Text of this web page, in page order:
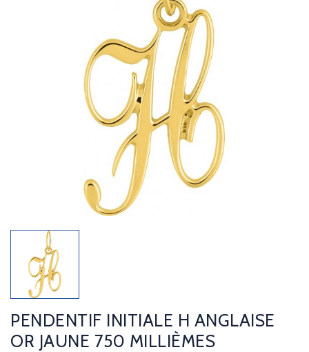
PENDENTIF INITIALE H ANGLAISE
OR JAUNE 750 MILLIÈMES